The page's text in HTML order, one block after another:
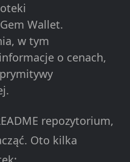
Wallet.
w tym
o cenach,
repozytorium,
Oto kilka